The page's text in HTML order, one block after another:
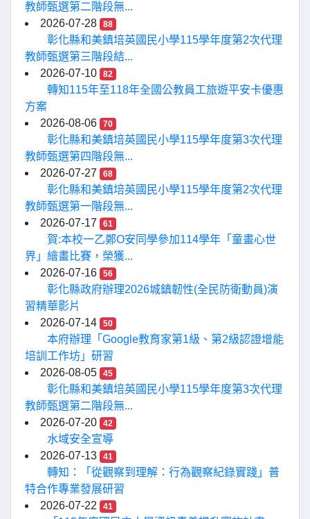
教師甄選第二階段無...
2026-07-28
88
彰化縣和美鎮培英國民小學115學年度第2次代理
教師甄選第三階段結...
2026-07-10
82
轉知115年至118年全國公教員工旅遊平安卡優惠
方案
2026-08-06
70
彰化縣和美鎮培英國民小學115學年度第3次代理
教師甄選第四階段無...
2026-07-27
68
彰化縣和美鎮培英國民小學115學年度第2次代理
教師甄選第一階段無...
2026-07-17
61
賀:本校一乙鄭O安同學參加114學年「童畫心世
界」繪畫比賽，榮獲...
2026-07-16
56
彰化縣政府辦理2026城鎮韌性(全民防衛動員)演
習精華影片
2026-07-14
50
本府辦理「Google教育家第1級、第2級認證增能
培訓工作坊」研習
2026-08-05
45
彰化縣和美鎮培英國民小學115學年度第3次代理
教師甄選第二階段無...
2026-07-20
42
水域安全宣導
2026-07-13
41
轉知：「從觀察到理解：行為觀察紀錄實踐」普
特合作專業發展研習
2026-07-22
41